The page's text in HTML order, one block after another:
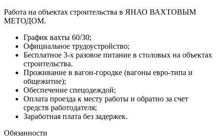
Работа на объектах строительства в ЯНАО ВАХТОВЫМ
МЕТОДОМ.
График вахты 60/30;
Официальное трудоустройство;
Бесплатное 3-х разовое питание в столовых на объектах
строительства.
Проживание в вагон-городке (вагоны евро-типа и
общежитие);
Обеспечение спецодеждой;
Оплата проезда к месту работы и обратно за счет
средств работодателя;
Заработная плата без задержек.
Обязанности